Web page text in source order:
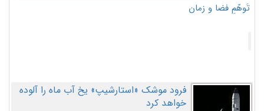
تَوهّمِ فضا و زمان
فرود موشک «استارشیپ» یخ آب ماه را آلوده
خواهد کرد